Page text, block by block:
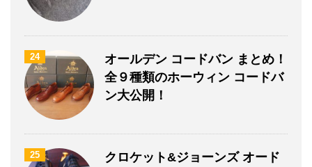
24
オールデン コードバン まとめ！
全９種類のホーウィン コードバ
ン大公開！
25
クロケット&ジョーンズ オード